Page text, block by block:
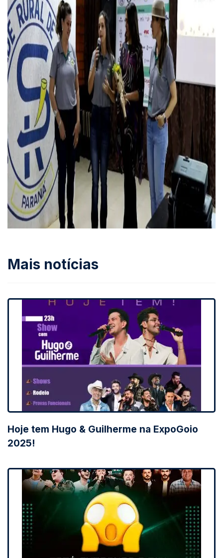
Mais notícias
Hoje tem Hugo & Guilherme na ExpoGoio
2025!